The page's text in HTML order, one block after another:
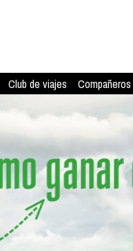
Club de viajes